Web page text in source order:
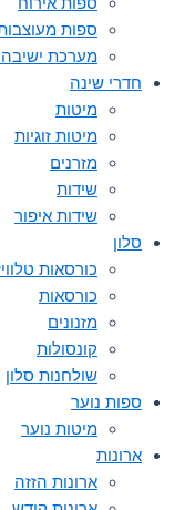
ספות
מערכת
חדרי שינה
מיטות
מיטות זוגיות
מזרנים
שידות
שידות איפור
סלון
כורסאות
כורסאות
מזנונים
קונסולות
שולחנות סלון
ספות נוער
מיטות נוער
ארונות
ארונות הזזה